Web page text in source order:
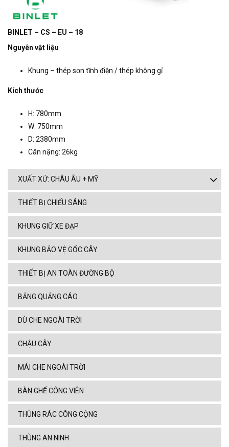
BINLET – CS – EU – 18
Nguyên vật liệu
Khung – thép sơn tĩnh điện / thép không gỉ
Kích thước
H: 780mm
W: 750mm
D: 2380mm
Cân nặng: 26kg
XUẤT XỨ: CHÂU ÂU + MỸ
THIẾT BỊ CHIẾU SÁNG
KHUNG GIỮ XE ĐẠP
KHUNG BẢO VỆ GỐC CÂY
THIẾT BỊ AN TOÀN ĐƯỜNG BỘ
BẢNG QUẢNG CÁO
DÙ CHE NGOÀI TRỜI
CHẬU CÂY
MÁI CHE NGOÀI TRỜI
BÀN GHẾ CÔNG VIÊN
THÙNG RÁC CÔNG CỘNG
THÙNG AN NINH